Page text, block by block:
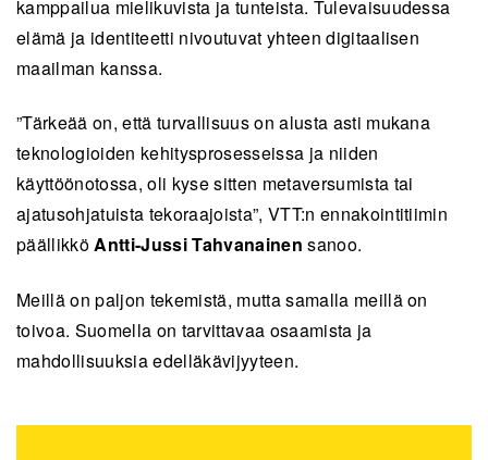
kamppailua mielikuvista ja tunteista. Tulevaisuudessa
elämä ja identiteetti nivoutuvat yhteen digitaalisen
maailman kanssa.
”Tärkeää on, että turvallisuus on alusta asti mukana
teknologioiden kehitysprosesseissa ja niiden
käyttöönotossa, oli kyse sitten metaversumista tai
ajatusohjatuista tekoraajoista”, VTT:n ennakointitiimin
päällikköAntti-Jussi Tahvanainen sanoo.
Meillä on paljon tekemistä, mutta samalla meillä on
toivoa. Suomella on tarvittavaa osaamista ja
mahdollisuuksia edelläkävijyyteen.